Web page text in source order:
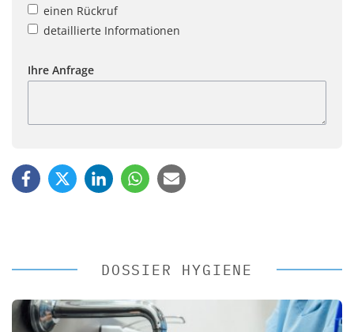
einen Rückruf
detaillierte Informationen
Ihre Anfrage
DOSSIER HYGIENE